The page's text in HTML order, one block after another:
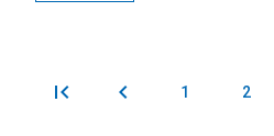
Pages 1 2